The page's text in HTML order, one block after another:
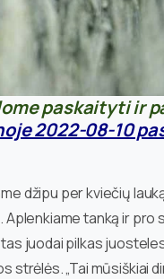
paskaityti ir
2022-08-10
džipu per kviečių
Aplenkiame tanką ir pro
juodai pilkas
strėlės. „Tai mūsiškiai